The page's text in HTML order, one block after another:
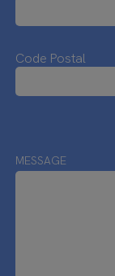
Code Postal
MESSAGE